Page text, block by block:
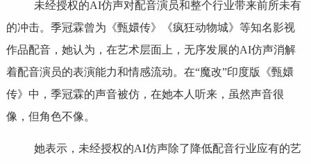
未经授权的AI仿声对配音演员和整个行业带来前所未有
的冲击。季冠霖曾为《甄嬛传》《疯狂动物城》等知名影视
作品配音，她认为，在艺术层面上，无序发展的AI仿声消解
着配音演员的表演能力和情感流动。在“魔改”印度版《甄嬛
传》中，季冠霖的声音被仿，在她本人听来，虽然声音很
像，但角色不像。
她表示，未经授权的AI仿声除了降低配音行业应有的艺